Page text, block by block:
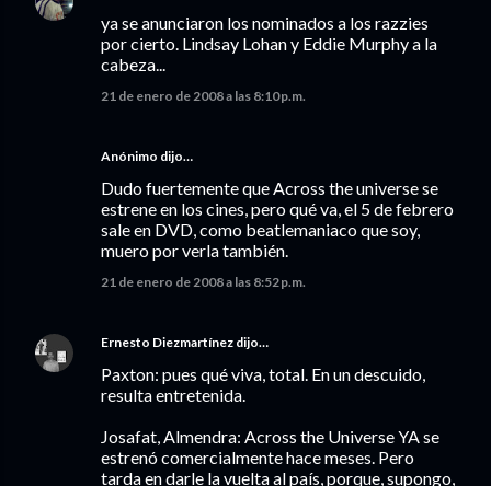
ya se anunciaron los nominados a los razzies
por cierto. Lindsay Lohan y Eddie Murphy a la
cabeza...
21 de enero de 2008 a las 8:10 p.m.
Anónimo dijo…
Dudo fuertemente que Across the universe se
estrene en los cines, pero qué va, el 5 de febrero
sale en DVD, como beatlemaniaco que soy,
muero por verla también.
21 de enero de 2008 a las 8:52 p.m.
Ernesto Diezmartínez dijo…
Paxton: pues qué viva, total. En un descuido,
resulta entretenida.
Josafat, Almendra: Across the Universe YA se
estrenó comercialmente hace meses. Pero
tarda en darle la vuelta al país, porque, supongo,